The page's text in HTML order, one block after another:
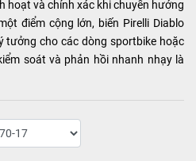
hoạt và chính xác khi chuyển hướng
điểm cộng lớn, biến Pirelli Diablo
tưởng cho các dòng sportbike hoặc
soát và phản hồi nhanh nhạy là